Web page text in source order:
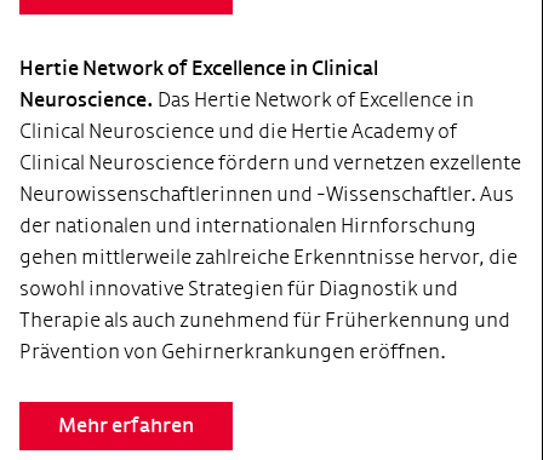
Hertie Network of Excellence in Clinical
Neuroscience. Das Hertie Network of Excellence in
Clinical Neuroscience und die Hertie Academy of
Clinical Neuroscience fördern und vernetzen exzellente
Neurowissenschaftlerinnen und -Wissenschaftler. Aus
der nationalen und internationalen Hirnforschung
gehen mittlerweile zahlreiche Erkenntnisse hervor, die
sowohl innovative Strategien für Diagnostik und
Therapie als auch zunehmend für Früherkennung und
Prävention von Gehirnerkrankungen eröffnen.
Mehr erfahren